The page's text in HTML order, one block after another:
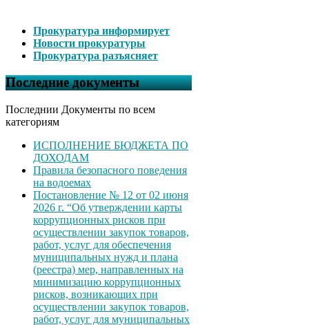
Прокуратура информирует
Новости прокуратуры
Прокуратура разъясняет
Последние документы
Последнии Документы по всем
категориям
ИСПОЛНЕНИЕ БЮДЖЕТА ПО
ДОХОДАМ
Правила безопасного поведения
на водоемах
Постановление № 12 от 02 июня
2026 г. “Об утверждении карты
коррупционных рисков при
осуществлении закупок товаров,
работ, услуг для обеспечения
муниципальных нужд и плана
(реестра) мер, направленных на
минимизацию коррупционных
рисков, возникающих при
осуществлении закупок товаров,
работ, услуг для муниципальных